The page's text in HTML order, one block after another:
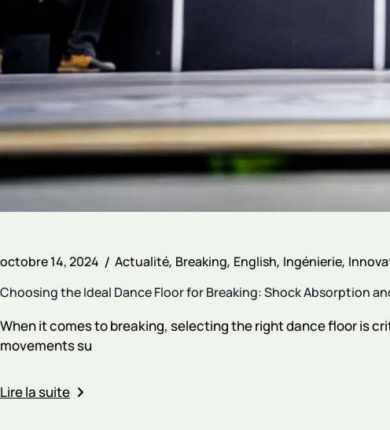
octobre 14, 2024 Actualité Breaking English Ingénierie
Choosing the Ideal Dance Floor for Breaking: Shock Absorption
When it comes to breaking, selecting the right dance floor is
movements su
Lire la suite